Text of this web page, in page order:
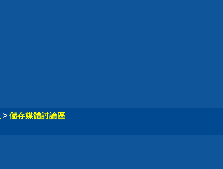
> 儲存媒體討論區